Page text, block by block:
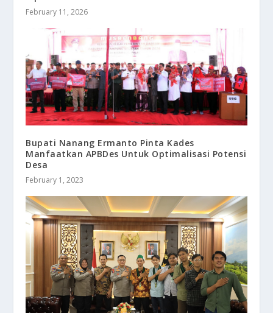
February 11, 2026
Bupati Nanang Ermanto Pinta Kades
Manfaatkan APBDes Untuk Optimalisasi Potensi
Desa
February 1, 2023